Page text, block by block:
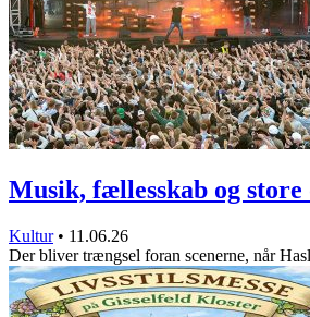
Musik, fællesskab og
Kultur • 11.06.26
Der bliver trængsel foran scenerne, når